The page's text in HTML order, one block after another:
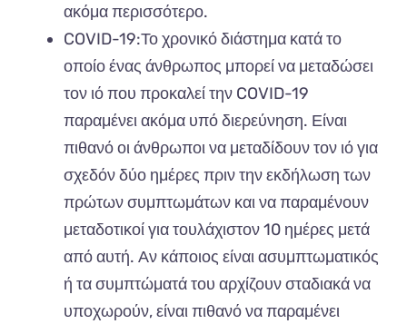
ακόμα περισσότερο.
COVID-19:Το χρονικό διάστημα κατά το
οποίο ένας άνθρωπος μπορεί να μεταδώσει
τον ιό που προκαλεί την COVID-19
παραμένει ακόμα υπό διερεύνηση. Είναι
πιθανό οι άνθρωποι να μεταδίδουν τον ιό για
σχεδόν δύο ημέρες πριν την εκδήλωση των
πρώτων συμπτωμάτων και να παραμένουν
μεταδοτικοί για τουλάχιστον 10 ημέρες μετά
από αυτή. Αν κάποιος είναι ασυμπτωματικός
ή τα συμπτώματά του αρχίζουν σταδιακά να
υποχωρούν, είναι πιθανό να παραμένει